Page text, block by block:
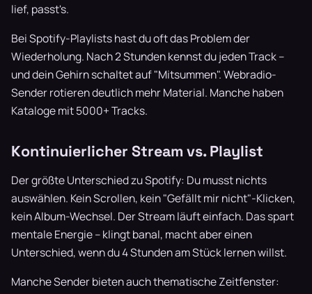
lief, passt's.
Bei Spotify-Playlists hast du oft das Problem der
Wiederholung. Nach 2 Stunden kennst du jeden Track –
und dein Gehirn schaltet auf "Mitsummen". Webradio-
Sender rotieren deutlich mehr Material. Manche haben
Kataloge mit 5000+ Tracks.
Kontinuierlicher Stream vs. Playlist
Der größte Unterschied zu Spotify: Du musst nichts
auswählen. Kein Scrollen, kein "Gefällt mir nicht"-Klicken,
kein Album-Wechsel. Der Stream läuft einfach. Das spart
mentale Energie – klingt banal, macht aber einen
Unterschied, wenn du 4 Stunden am Stück lernen willst.
Manche Sender bieten auch thematische Zeitfenster: